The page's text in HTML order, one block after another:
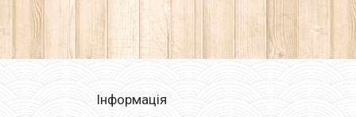
Інформація